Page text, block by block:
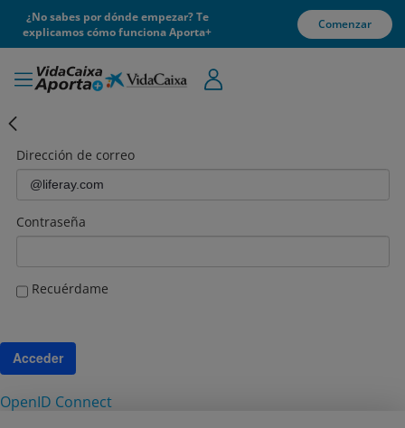
¿No sabes por dónde empezar? Te
explicamos cómo funciona Aporta+
Comenzar
Login
Dirección de correo
Contraseña
Recuérdame
Acceder
OpenID Connect